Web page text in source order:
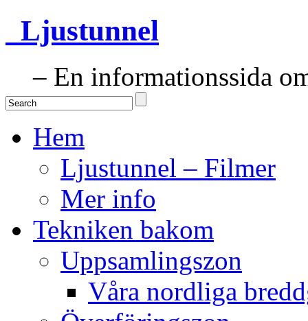
Ljustunnel
– En informationssida
Hem
Ljustunnel – Filmer
Mer info
Tekniken bakom
Uppsamlingszon
Våra nordliga